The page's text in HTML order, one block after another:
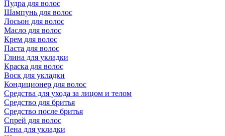
Пудра для волос
Шампунь для волос
Лосьон для волос
Масло для волос
Крем для волос
Паста для волос
Глина для укладки
Краска для волос
Воск для укладки
Кондиционер для волос
Средства для ухода за лицом и телом
Средство для бритья
Средство после бритья
Спрей для волос
Пена для укладки